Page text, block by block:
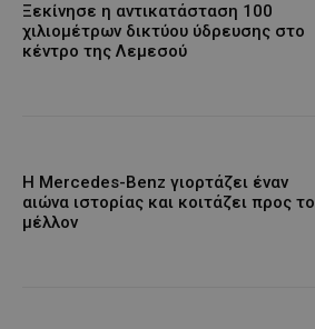
Ξεκίνησε η αντικατάσταση 100
χιλιομέτρων δικτύου ύδρευσης στο
κέντρο της Λεμεσού
Η Mercedes-Benz γιορτάζει έναν
αιώνα ιστορίας και κοιτάζει προς το
μέλλον